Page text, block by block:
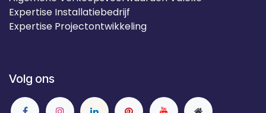
Expertise Installatiebedrijf
Expertise Projectontwikkeling
Volg ons